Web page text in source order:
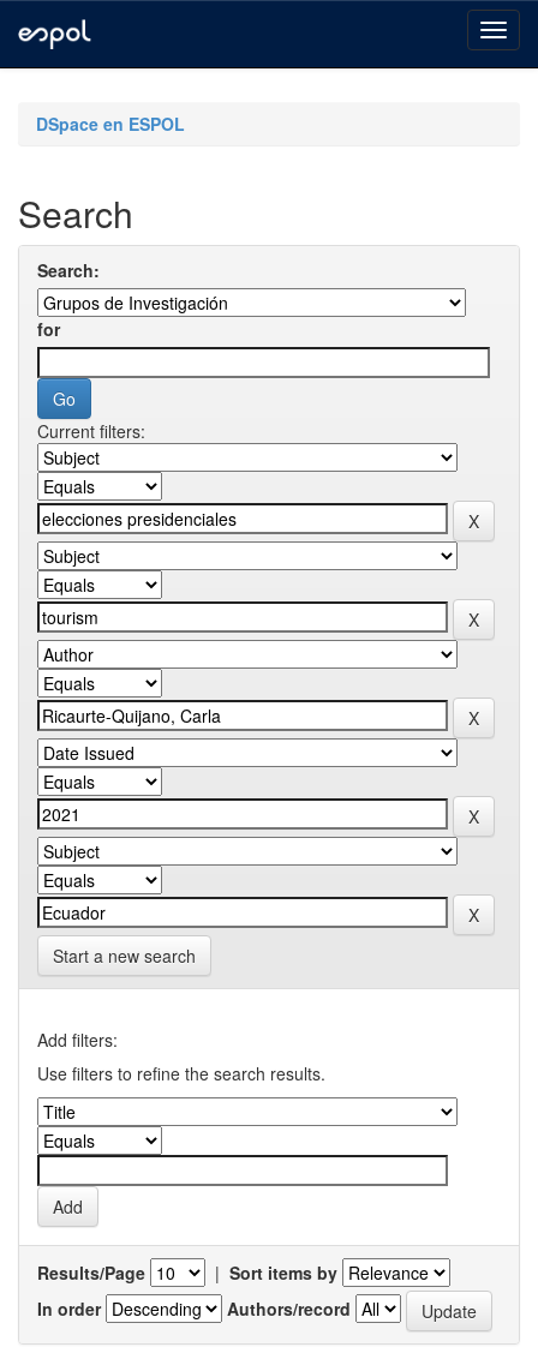
navigationDSpace en ESPOL
Search
Search:
for
Current filters:
Start a new search
Add filters:
Use filters to refine the search results.
Results/Page | Sort items by
In order
Authors/record